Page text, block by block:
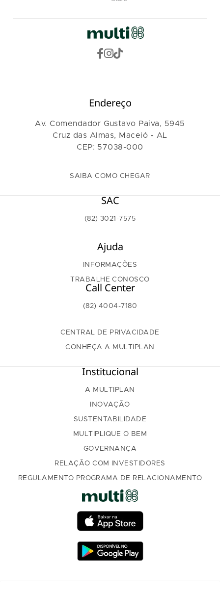
Endereço
Av. Comendador Gustavo Paiva, 5945
Cruz das Almas, Maceió - AL
CEP: 57038-000
SAIBA COMO CHEGAR
SAC
(82) 3021-7575
Ajuda
INFORMAÇÕES
TRABALHE CONOSCO
Call Center
(82) 4004-7180
CENTRAL DE PRIVACIDADE
CONHEÇA A MULTIPLAN
Institucional
A MULTIPLAN
INOVAÇÃO
SUSTENTABILIDADE
MULTIPLIQUE O BEM
GOVERNANÇA
RELAÇÃO COM INVESTIDORES
REGULAMENTO PROGRAMA DE RELACIONAMENTO